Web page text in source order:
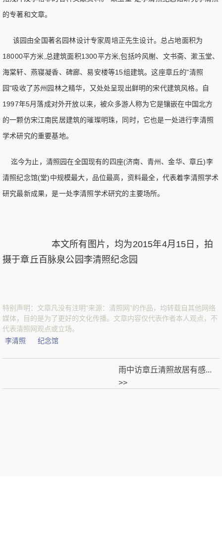
的专著和文章。
该园由全国著名园林设计专家周培正先生设计。总占地面积为
18000平方米,总建筑面积1300平方米,包括吟风榭、文书斋、漱玉堂、
海棠轩、燕寝凝香、碑廊、易安楼等15组建筑。这座章丘的"清照
园"吸收了苏州园林之精华，又处处呈现出鲜明的宋代建筑风格。自
1997年5月落成对外开放以来，被众多游人称为它是镶嵌在中国北方
的一颗仿宋江南民居建筑的璀璨明珠，同时，它也是一处进行李清照
学术研究的重要基地。
迄今为止，清照园在全国现有的四座(济南、青州、金华、章丘)李
清照纪念馆(堂)中规模最大，品位最高，资料最全，代表着李清照学术
研究最新成果，是一处李清照学术研究的主要场所。
本文所有图片，均为2015年4月15日，拍
摄于章丘百脉泉公园李清照纪念园
特别声明：文章凡没有注明“来源：清照网”的作品，均转载自其他网络
媒体，目的是为了更好的文化传播。文章内容仅代表作者本人观点，不
代表清照网观点或立场。
李清照
纪念馆
雨中访章丘清照故居有感...
>>